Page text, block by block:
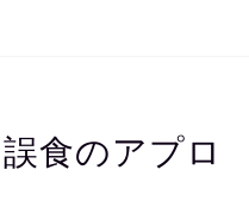
食のアプロ